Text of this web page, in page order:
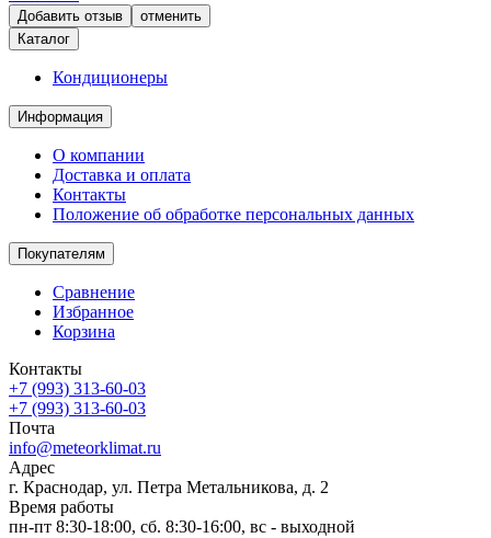
отменить
Каталог
Кондиционеры
Информация
О компании
Доставка и оплата
Контакты
Положение об обработке персональных данных
Покупателям
Сравнение
Избранное
Корзина
Контакты
+7 (993) 313-60-03
+7 (993) 313-60-03
Почта
info@meteorklimat.ru
Адрес
г. Краснодар, ул. Петра Метальникова, д. 2
Время работы
пн-пт 8:30-18:00, сб. 8:30-16:00, вс - выходной